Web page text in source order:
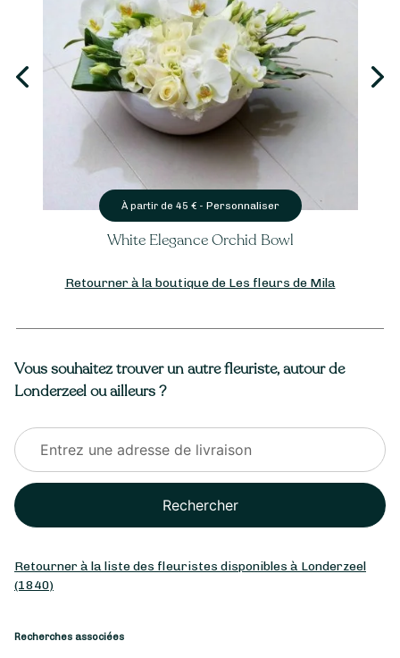
À partir de 45€ -Personnaliser
White Elegance Orchid Bowl
Retourner à la boutique de Les fleurs de Mila
Vous souhaitez trouver un autre fleuriste, autour de
Londerzeel ou ailleurs ?
Rechercher
Retourner à la liste des fleuristes disponibles à Londerzeel
(1840)
Recherches associées